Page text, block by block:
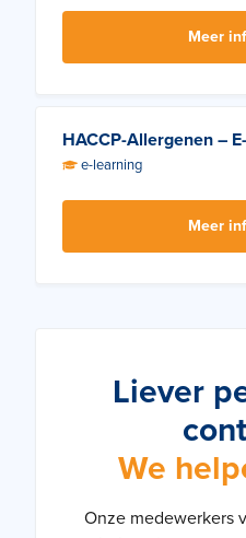
Meer
HACCP-Allergenen –
e-learning
Meer
Liever
We
Onze medewerkers